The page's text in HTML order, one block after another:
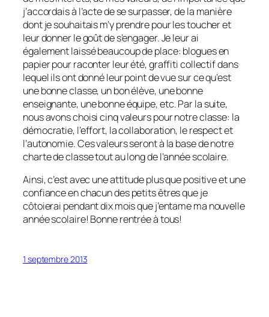
j’accordais à l’acte de se surpasser, de la manière
dont je souhaitais m’y prendre pour les toucher et
leur donner le goût de s’engager. Je leur ai
également laissé beaucoup de place: blogues en
papier pour raconter leur été, graffiti collectif dans
lequel ils ont donné leur point de vue sur ce qu’est
une bonne classe, un bon élève, une bonne
enseignante, une bonne équipe, etc. Par la suite,
nous avons choisi cinq valeurs pour notre classe: la
démocratie, l’effort, la collaboration, le respect et
l’autonomie. Ces valeurs seront à la base de notre
charte de classe tout au long de l’année scolaire.
Ainsi, c’est avec une attitude plus que positive et une
confiance en chacun des petits êtres que je
côtoierai pendant dix mois que j’entame ma nouvelle
année scolaire! Bonne rentrée à tous!
1 septembre 2013